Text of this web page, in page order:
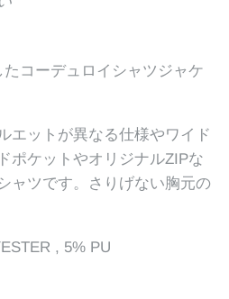
コーデュロイシャツジャケ
エットが異なる仕様やワイド
ポケットやオリジナルZIPな
ャツです。さりげない胸元の
, 5% PU